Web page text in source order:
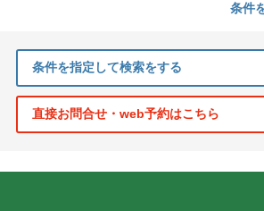
条件
条件を指定して検索をする
直接お問合せ・web予約はこちら